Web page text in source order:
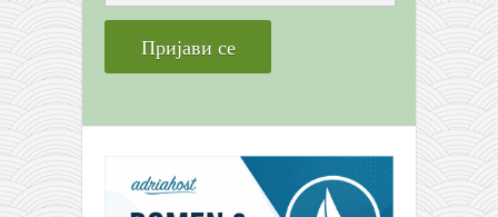
контакт
бесплатна е-књига
моја прича
моја прича